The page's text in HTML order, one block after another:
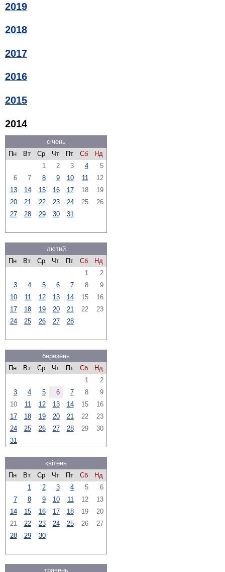
2019
2018
2017
2016
2015
2014
січень
Пн
Вт Ср Чт Пт Сб
Нд
1
2 3 4
5
6
7 8 9 10 11
12
13
14 15 16 17 18
19
20
21 22 23 24 25
26
27
28 29 30 31
лютий
Пн
Вт Ср Чт Пт Сб
Нд
1
2
3
4 5 6 7 8
9
10
11 12 13 14 15
16
17
18 19 20 21 22
23
24
25 26 27 28
березень
Пн
Вт Ср Чт Пт Сб
Нд
1
2
3
4 5 6 7 8
9
10
11 12 13 14 15
16
17
18 19 20 21 22
23
24
25 26 27 28 29
30
31
квітень
Пн
Вт Ср Чт Пт Сб
Нд
1
2 3 4 5
6
7
8 9 10 11 12
13
14
15 16 17 18 19
20
21
22 23 24 25 26
27
28
29 30
травень